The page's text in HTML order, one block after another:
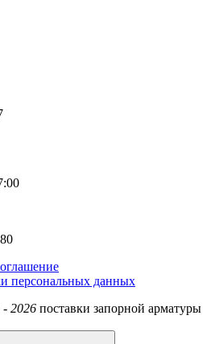
персональных данных
- 2026 поставки запорной арматуры